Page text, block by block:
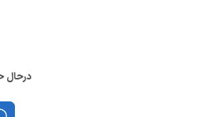
درحال